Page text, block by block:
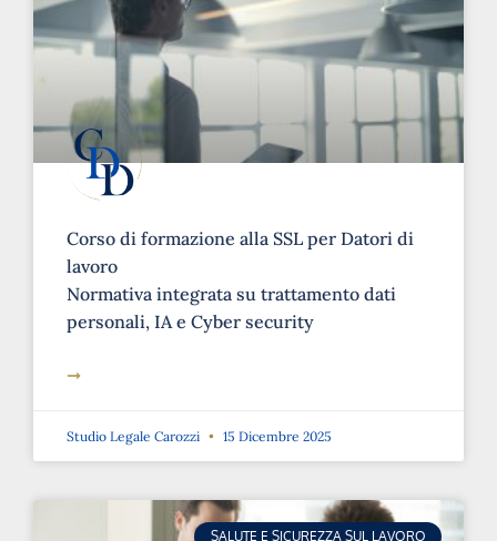
Corso di formazione alla SSL per Datori di
lavoro
Normativa integrata su trattamento dati
personali, IA e Cyber security
➞
Studio Legale Carozzi 15 Dicembre 2025
SALUTE E SICUREZZA SUL LAVORO